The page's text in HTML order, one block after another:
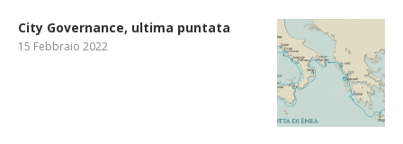
City Governance, ultima puntata
15 Febbraio 2022